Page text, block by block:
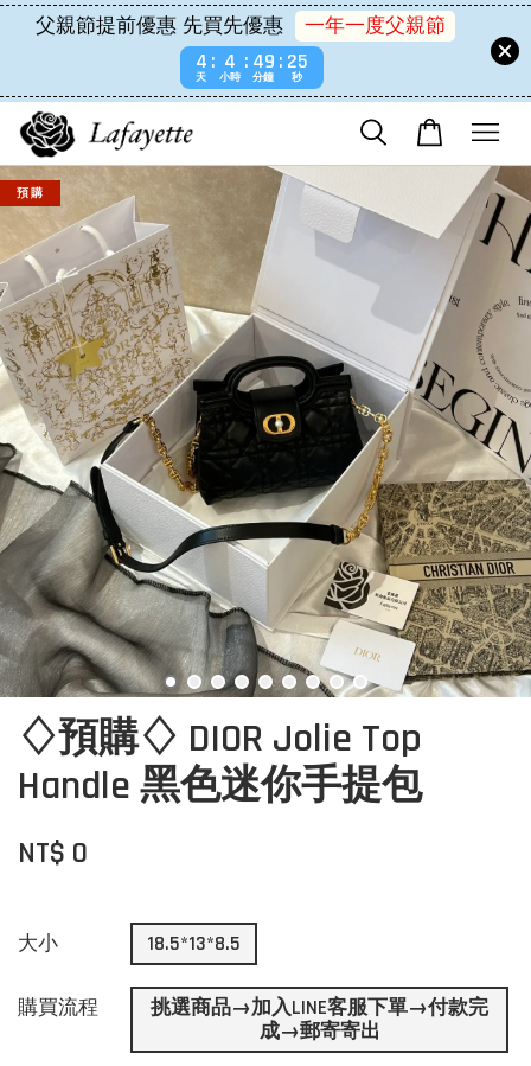
父親節提前優惠 先買先優惠
一年一度父親節
4
天
4
小時
49
分鐘
25
秒
預 購
♢預購♢ DIOR Jolie Top
Handle ⿊⾊迷你⼿提包
NT$ 0
大小 18.5*13*8.5
購買流程
挑選商品→加入LINE客服下單→付款完
成→郵寄寄出